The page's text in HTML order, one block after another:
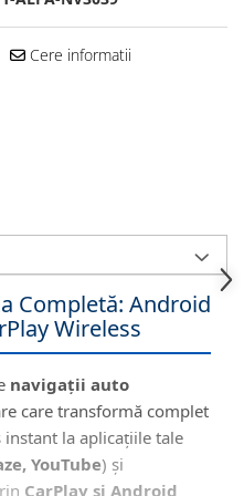
Cere informatii
Completă: Android
Wireless
navigații auto
care transformă complet
instant la aplicațiile tale
YouTube) și
CarPlay și Android